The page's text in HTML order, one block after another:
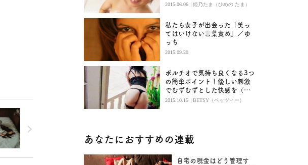
2015.06.06 | 姫乃たま（ひめの たま）
私たち女子が出会った「笑っ
てはいけない言葉責め」／ゆ
っち
2015.09.20
ポルチオで気持ち良くなる3つ
の簡単ポイント！優しい刺激
でむずむずとした快感を（後
編）
2015.10.15 | BETSY（ベッツィー）
あなたにおすすめの連載
自宅の現金はどう管理す